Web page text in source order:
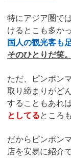
特にアジア圏で
けるとこも多か
国人の観光客も
そのひとりだ笑。
ただ、ピンポン
取り締まりがど
することもあれば
としてるところ
だからピンポン
店を安易に紹介